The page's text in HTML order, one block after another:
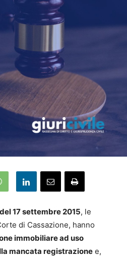
17 settembre 2015, le
di Cassazione, hanno
immobiliare ad uso
mancata registrazione e,